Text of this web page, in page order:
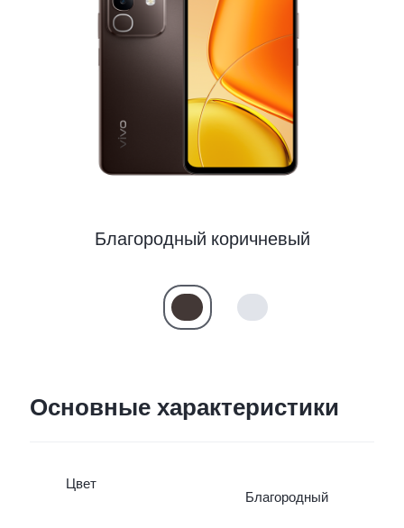
Казахстан | Выберите страну/регион
Благородный коричневый
Основные характеристики
Цвет
Благородный